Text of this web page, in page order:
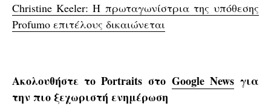
Christine Keeler: H πρωταγωνίστρια της υπόθεσης
Profumo επιτέλους δικαιώνεται
Ακολουθήστε το Portraits στο Google Newsγια
την πιο ξεχωριστή ενημέρωση